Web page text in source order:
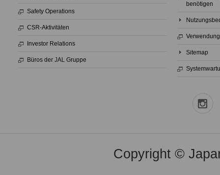
Safety Operations
CSR-Aktivitäten
Investor Relations
Büros der JAL Gruppe
benötigen
Sitemap
Copyright ©